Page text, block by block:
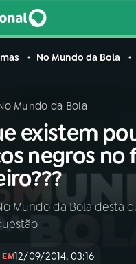
Buscar
AO VIVO
No Mundo da Bola
Mundo da Bola
existem
negros no
Mundo da Bola desta
12/09/2014, 03:16